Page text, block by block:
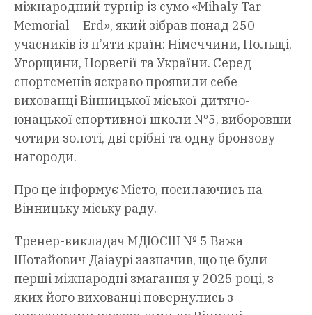
міжнародний турнір із сумо «Mihaly Tar
Memorial – Erd», який зібрав понад 250
учасників із п’яти країн: Німеччини, Польщі,
Угорщини, Норвегії та України. Серед
спортсменів яскраво проявили себе
вихованці Вінницької міської дитячо-
юнацької спортивної школи №5, виборовши
чотири золоті, дві срібні та одну бронзову
нагороди.
Про це інформує Місто, посилаючись на
Вінницьку міську раду.
Тренер-викладач МДЮСШ № 5 Важа
Шотайович Даіаурі зазначив, що це були
перші міжнародні змагання у 2025 році, з
яких його вихованці повернулись з